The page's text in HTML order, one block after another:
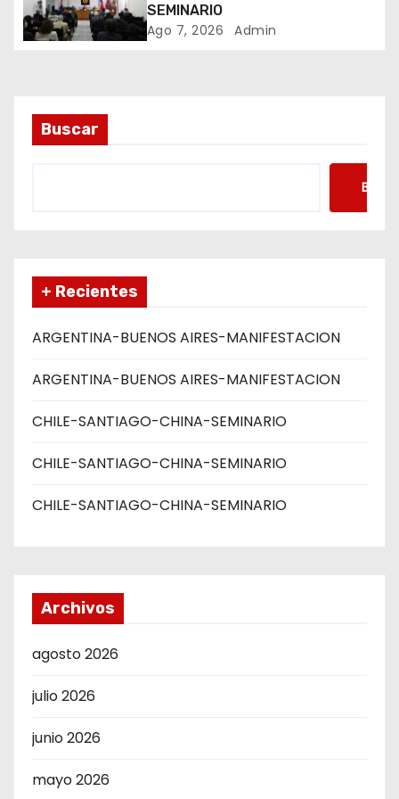
r
d
a
SEMINARIO
Ago 7, 2026 Admin
Buscar
+ Recientes
ARGENTINA-BUENOS AIRES-MANIFESTACION
ARGENTINA-BUENOS AIRES-MANIFESTACION
CHILE-SANTIAGO-CHINA-SEMINARIO
CHILE-SANTIAGO-CHINA-SEMINARIO
CHILE-SANTIAGO-CHINA-SEMINARIO
Archivos
agosto 2026
julio 2026
junio 2026
mayo 2026